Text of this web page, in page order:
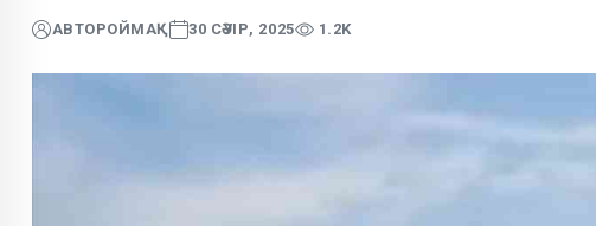
АВТОРОЙМАҚ 30 СӘУІР, 2025 1.2K